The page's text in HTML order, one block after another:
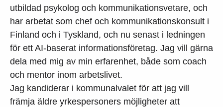
utbildad psykolog och kommunikationsvetare, och
har arbetat som chef och kommunikationskonsult i
Finland och i Tyskland, och nu senast i ledningen
för ett AI-baserat informationsföretag. Jag vill gärna
dela med mig av min erfarenhet, både som coach
och mentor inom arbetslivet.
Jag kandiderar i kommunalvalet för att jag vill
främja äldre yrkespersoners möjligheter att